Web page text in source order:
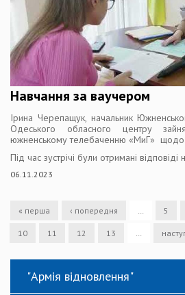
Навчання за ваучером
Ірина Черепащук, начальник
Одеського обласного центру
южненському телебаченню «МиГ» щодо
Під час зустрічі були отримані відповіді
06.11.2023
« перша ‹ попередня … 5
10 11 12 13 …
"Армія відновлення"